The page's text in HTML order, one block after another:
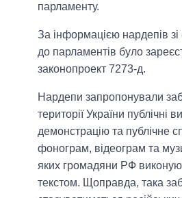
парламенту.
За інформацією нардепів
до парламентів було
законопроект 7273-д.
Нардепи запропонували
території України публічні
демонстрацію та публічне
фонограм, відеограм та
яких громадяни РФ
текстом. Щоправда, така